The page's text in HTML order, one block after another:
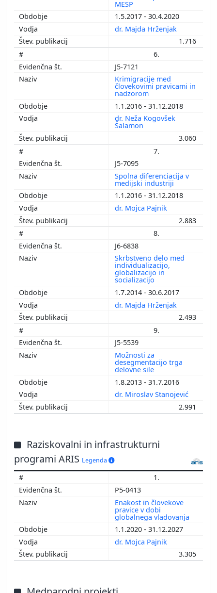
MESP
1.5.2017 - 30.4.2020
dr. Majda Hrženjak
1.716
6.
J5-7121
Krimigracije med
človekovimi pravicami in
nadzorom
1.1.2016 - 31.12.2018
dr. Neža Kogovšek
Šalamon
3.060
7.
J5-7095
Spolna diferenciacija v
medijski industriji
1.1.2016 - 31.12.2018
dr. Mojca Pajnik
2.883
8.
J6-6838
Skrbstveno delo med
individualizacijo,
globalizacijo in
socializacijo
1.7.2014 - 30.6.2017
dr. Majda Hrženjak
2.493
9.
J5-5539
Možnosti za
desegmentacijo trga
delovne sile
1.8.2013 - 31.7.2016
dr. Miroslav Stanojević
2.991
Raziskovalni in infrastrukturni
programi ARIS Legenda
1.
P5-0413
Enakost in človekove
pravice v dobi
globalnega vladovanja
1.1.2020 - 31.12.2027
dr. Mojca Pajnik
3.305